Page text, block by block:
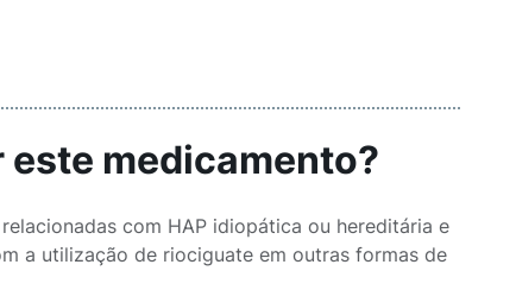
este medicamento?
com HAP idiopática ou hereditária e
a utilização de riociguate em outras formas de